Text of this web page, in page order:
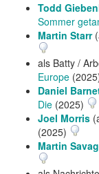
Todd
Sommer
Martin Starr
als Batty /
Europe
Daniel
Die (2025)
Joel Morris
(2025)
Martin